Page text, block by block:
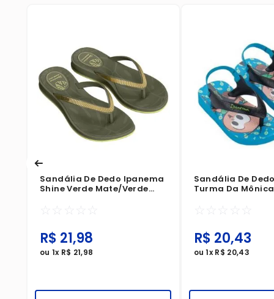
Sandália De Dedo Ipanema
Shine Verde Mate/Verde
☆ ☆ ☆ ☆ ☆
R$ 21,98
ou 1x R$ 21,98
Sandália De
Turma Da
☆ ☆ ☆ ☆ ☆
R$ 20,43
ou1xR$ 20,43